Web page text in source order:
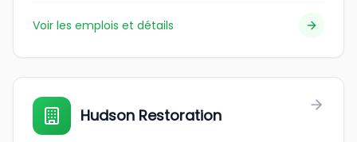
Voir les emplois et détails
Hudson Restoration